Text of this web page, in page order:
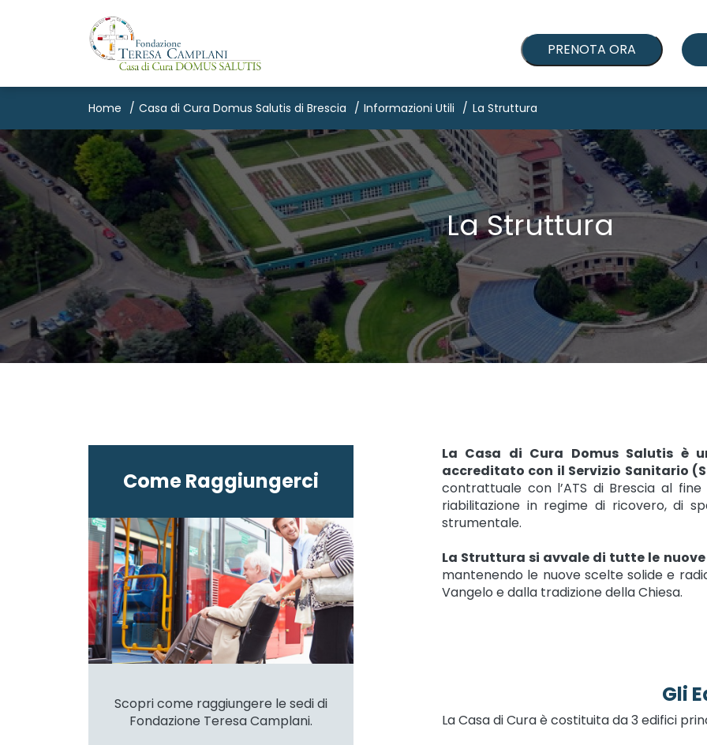
PRENOTA ORA
Home Casa di Cura Domus Salutis di Brescia Informazioni Utili La Struttura
La Struttura
La Casa di Cura Domus Salutis è
accreditato con il Servizio Sanitario
contrattuale con l’ATS di Brescia al
riabilitazione in regime di ricovero, di
strumentale.
La Struttura si avvale di tutte le
mantenendo le nuove scelte solide e
Vangelo e dalla tradizione della Chiesa.
Gli
La Casa di Cura è costituita da 3 edifici
Come Raggiungerci
Scopri come raggiungere le sedi di
Fondazione Teresa Camplani.